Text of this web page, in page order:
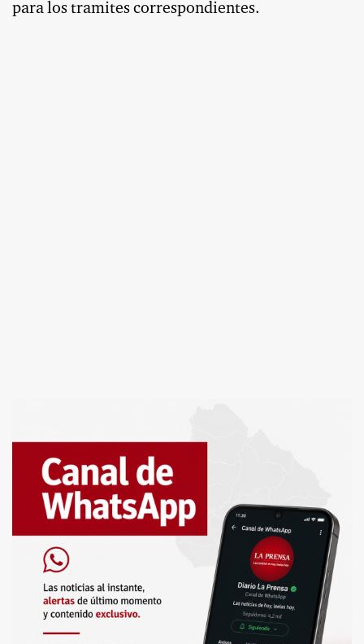
para los tramites correspondientes.